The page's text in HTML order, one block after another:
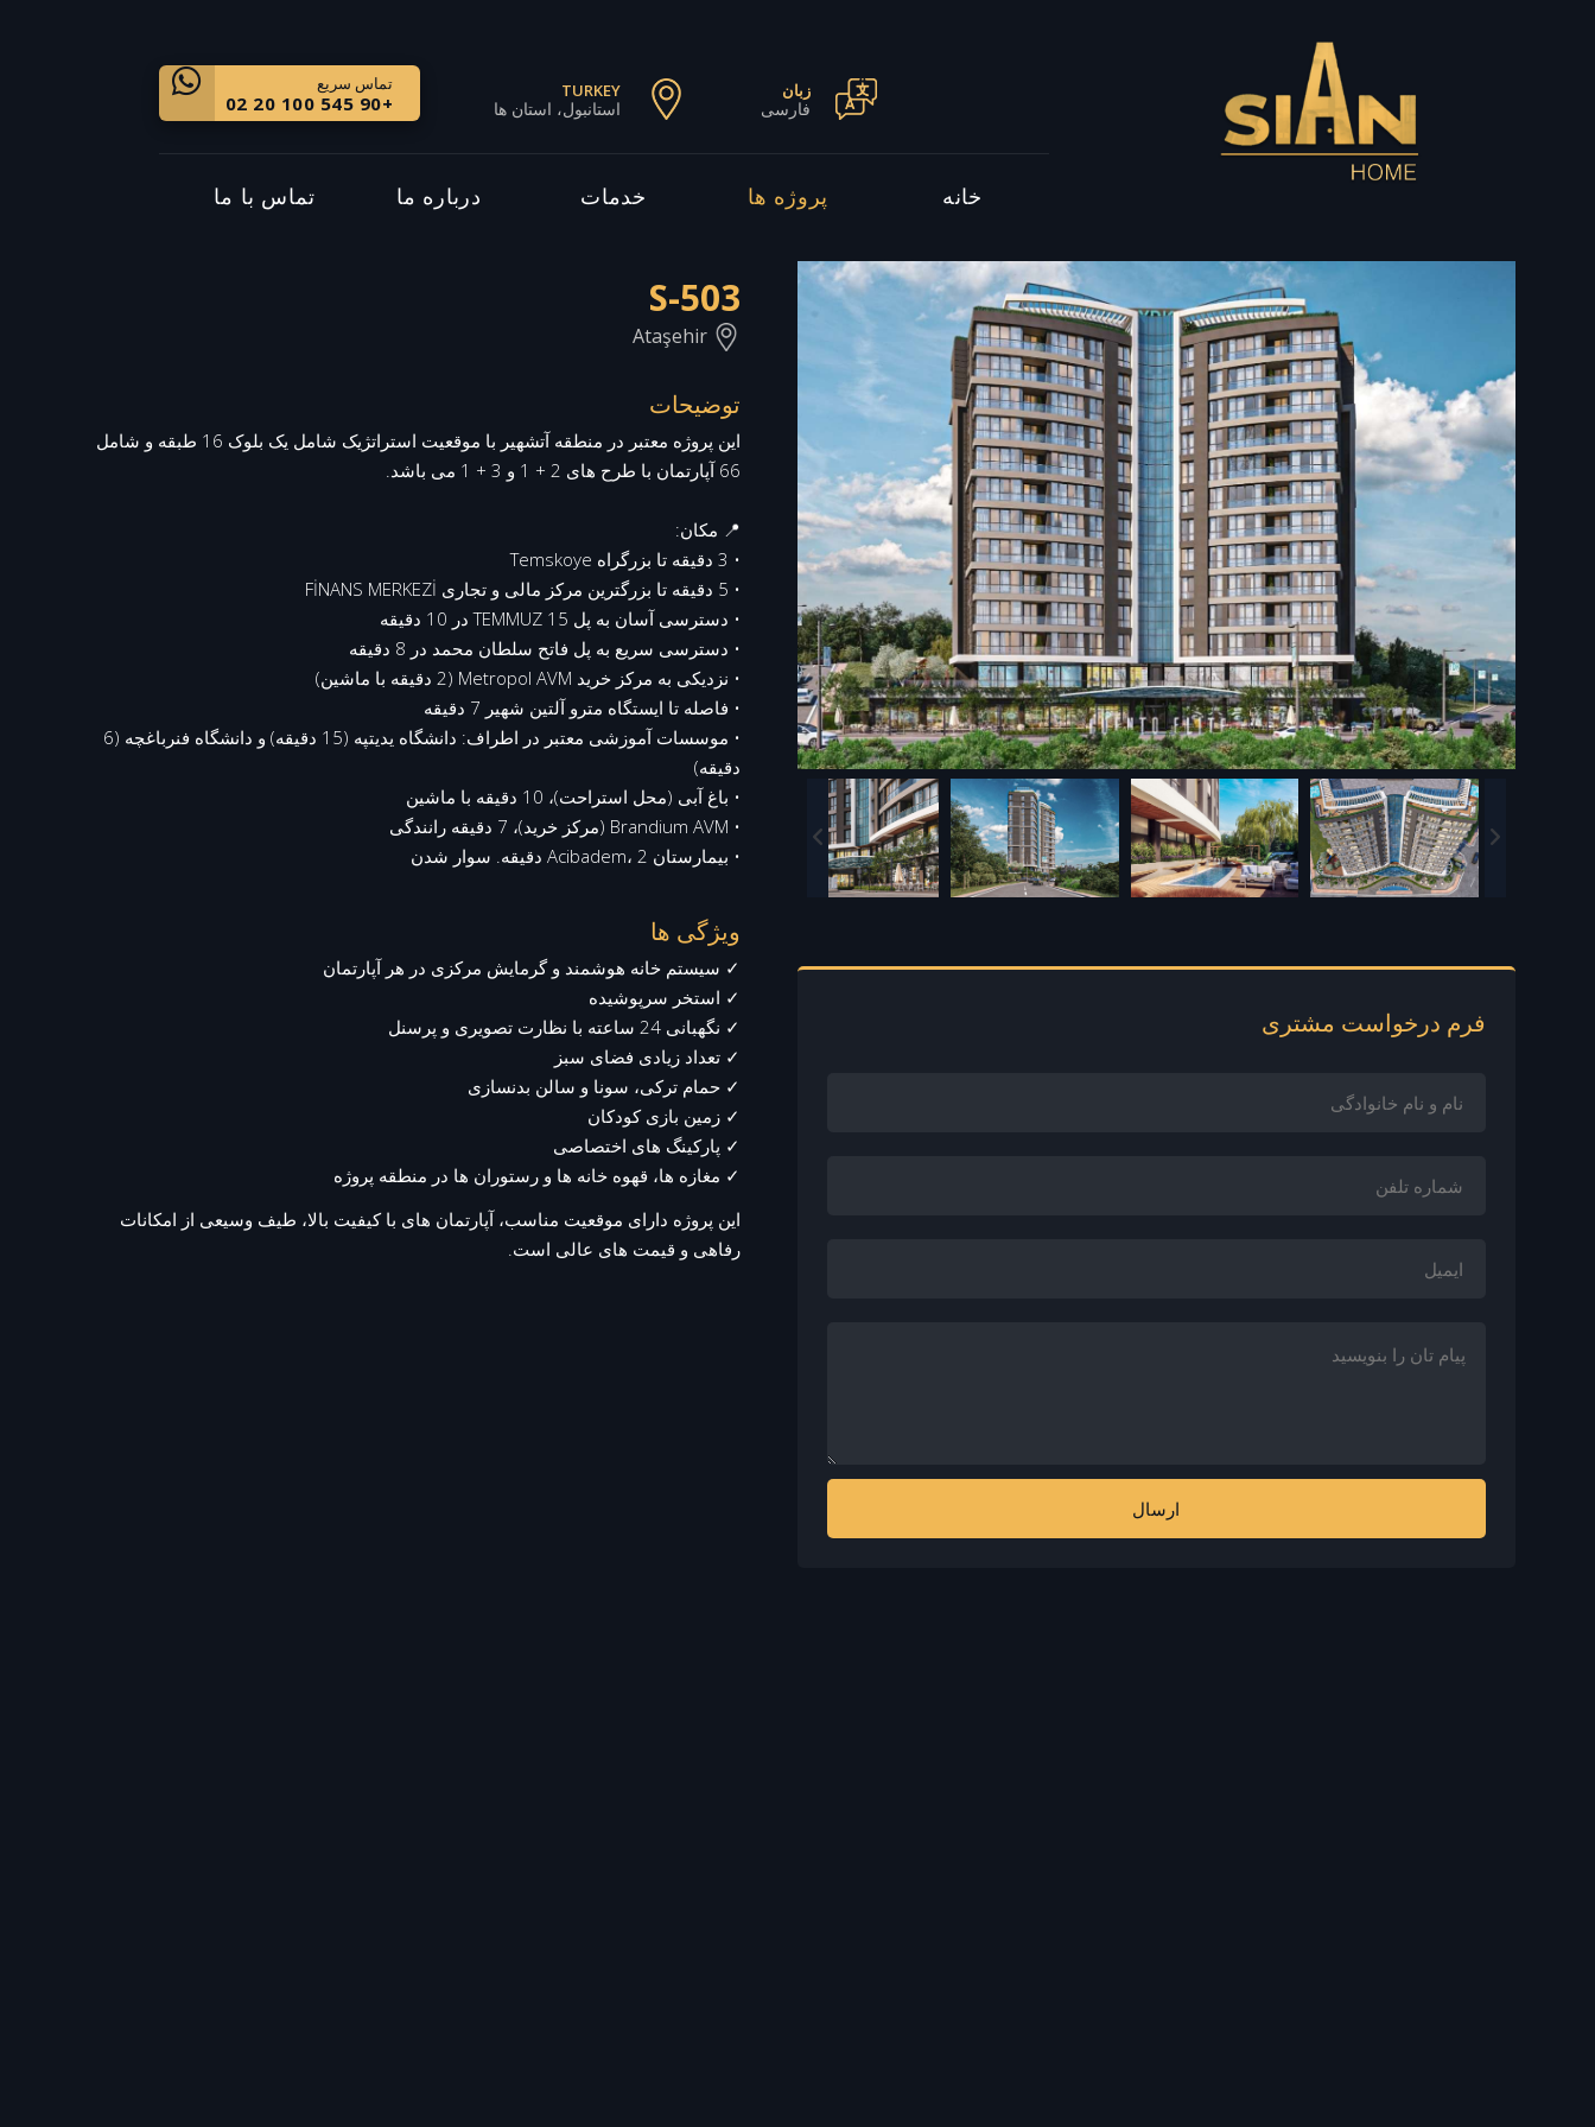
تماس سریع
+90 545 100 20 02
TURKEY
استانبول، استان ها
زبان
فارسی
خانه پروژه ها خدمات درباره ما تماس با ما
فرم درخواست مشتری
ارسال
S-503
Ataşehir
توضیحات
این پروژه معتبر در منطقه آتشهیر با موقعیت استراتژیک شامل یک بلوک 16 طبقه و شامل
66 آپارتمان با طرح های 2 + 1 و 3 + 1 می باشد.
📍 مکان:
• 3 دقیقه تا بزرگراه Temskoye
• 5 دقیقه تا بزرگترین مرکز مالی و تجاری FİNANS MERKEZİ
• دسترسی آسان به پل 15 TEMMUZ در 10 دقیقه
• دسترسی سریع به پل فاتح سلطان محمد در 8 دقیقه
• نزدیکی به مرکز خرید Metropol AVM (2 دقیقه با ماشین)
• فاصله تا ایستگاه مترو آلتین شهیر 7 دقیقه
• موسسات آموزشی معتبر در اطراف: دانشگاه یدیتپه (15 دقیقه) و دانشگاه فنرباغچه (6
دقیقه)
• باغ آبی (محل استراحت)، 10 دقیقه با ماشین
• Brandium AVM (مرکز خرید)، 7 دقیقه رانندگی
• بیمارستان Acibadem، 2 دقیقه. سوار شدن
ویژگی ها
✓ سیستم خانه هوشمند و گرمایش مرکزی در هر آپارتمان
✓ استخر سرپوشیده
✓ نگهبانی 24 ساعته با نظارت تصویری و پرسنل
✓ تعداد زیادی فضای سبز
✓ حمام ترکی، سونا و سالن بدنسازی
✓ زمین بازی کودکان
✓ پارکینگ های اختصاصی
✓ مغازه ها، قهوه خانه ها و رستوران ها در منطقه پروژه
این پروژه دارای موقعیت مناسب، آپارتمان های با کیفیت بالا، طیف وسیعی از امکانات
رفاهی و قیمت های عالی است.